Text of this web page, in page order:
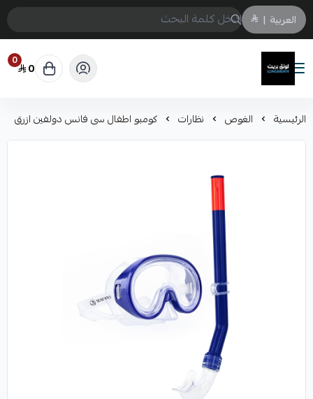
العربية |
لونق بريث
0 0
الرئيسية الغوص نظارات كومبو اطفال سى فانس دولفين ازرق